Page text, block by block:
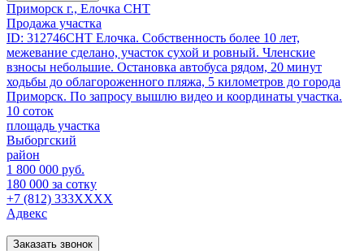
Приморск г., Елочка СНТ
Продажа участка
ID: 312746СНТ Елочка. Собственность более 10 лет,
межевание сделано, участок сухой и ровный. Членские
взносы небольшие. Остановка автобуса рядом, 20 минут
ходьбы до облагороженного пляжа, 5 километров до города
Приморск. По запросу вышлю видео и координаты участка.
10 соток
площадь участка
Выборгский
район
1 800 000 руб.
180 000 за сотку
+7 (812) 333XXXX
Адвекс
Заказать звонок